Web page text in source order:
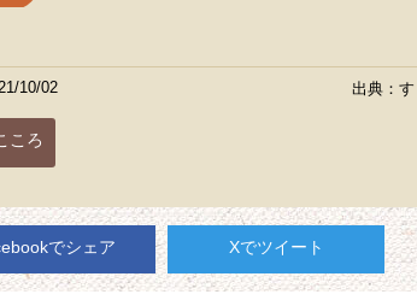
10/02 出典：
ころ
でシェア Xでツイート